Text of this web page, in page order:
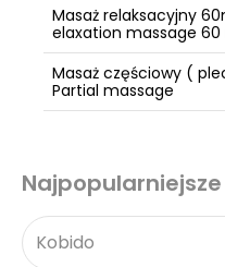
Masaż relaksacyjny
elaxation massage 60
Masaż częściowy (
Partial massage
Najpopularniejsze
Kobido